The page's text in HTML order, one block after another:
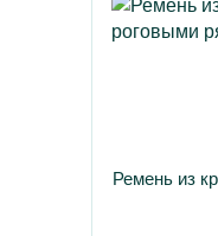
Ремень из